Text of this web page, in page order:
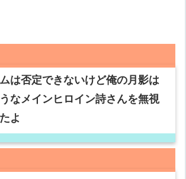
は否定できないけど俺の月影は
なメインヒロイン詩さんを無視
よ